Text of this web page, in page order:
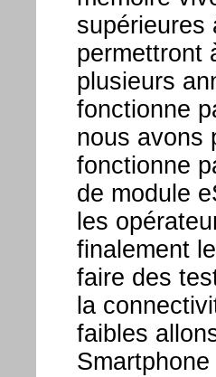
supérieures
permettront
plusieurs
fonctionne
nous avons
fonctionne
de module
les
finalement
faire des
la
faibles